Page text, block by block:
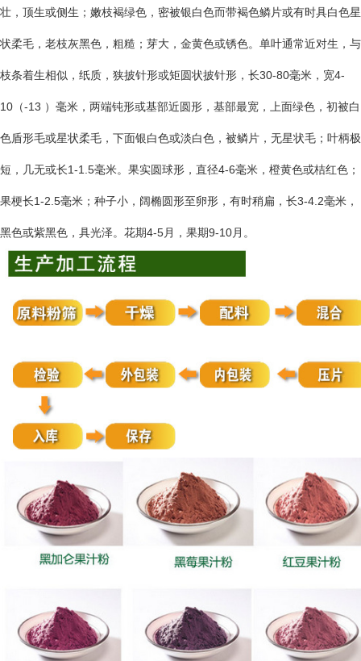
壮，顶生或侧生；嫩枝褐绿色，密被银白色而带褐色鳞片或有时具白色星
状柔毛，老枝灰黑色，粗糙；芽大，金黄色或锈色。单叶通常近对生，与
枝条着生相似，纸质，狭披针形或矩圆状披针形，长30-80毫米，宽4-
10（-13 ）毫米，两端钝形或基部近圆形，基部最宽，上面绿色，初被白
色盾形毛或星状柔毛，下面银白色或淡白色，被鳞片，无星状毛；叶柄极
短，几无或长1-1.5毫米。果实圆球形，直径4-6毫米，橙黄色或桔红色；
果梗长1-2.5毫米；种子小，阔椭圆形至卵形，有时稍扁，长3-4.2毫米，
黑色或紫黑色，具光泽。花期4-5月，果期9-10月。